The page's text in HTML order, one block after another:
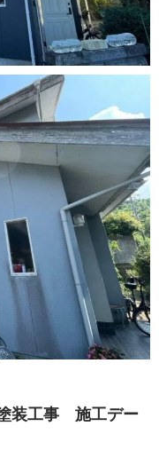
装工事 施工デー